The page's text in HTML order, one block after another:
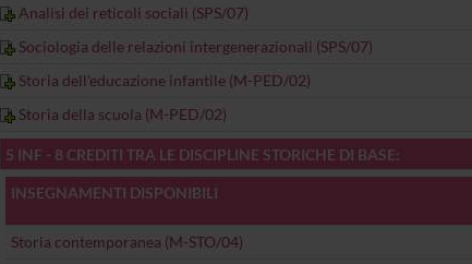
Analisi dei reticoli sociali (SPS/07)
Sociologia delle relazioni intergenerazionali (SPS/07)
Storia dell'educazione infantile (M-PED/02)
Storia della scuola (M-PED/02)
5 INF - 8 CREDITI TRA LE DISCIPLINE STORICHE DI BASE:
INSEGNAMENTI DISPONIBILI
Storia contemporanea (M-STO/04)